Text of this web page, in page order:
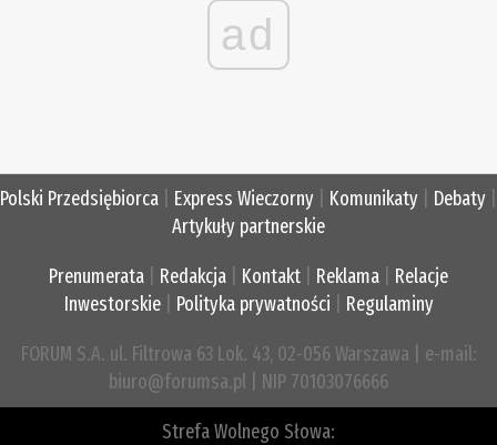
ad
Polski Przedsiębiorca Express Wieczorny Komunikaty Debaty
Artykuły partnerskie
Prenumerata Redakcja Kontakt Reklama
Relacje
Inwestorskie| Polityka prywatności Regulaminy
FORUM S.A. ul. Filtrowa 63 Lok. 43, 02-056 Warszawa | e-mail:
biuro@forumsa.pl | NIP 70103076666
Strefa Wolnego Słowa: